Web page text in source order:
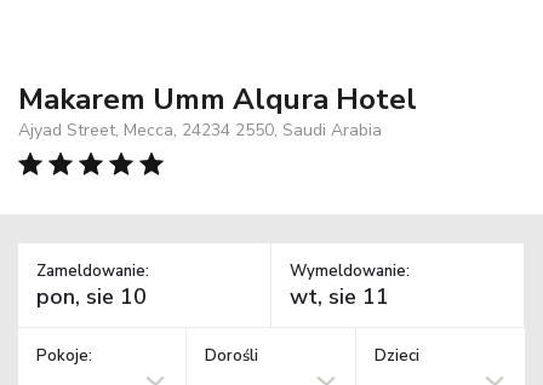
Makarem Umm Alqura Hotel
Ajyad Street, Mecca, 24234 2550, Saudi Arabia
Zameldowanie: Wymeldowanie:
Pokoje: Dorośli Dzieci